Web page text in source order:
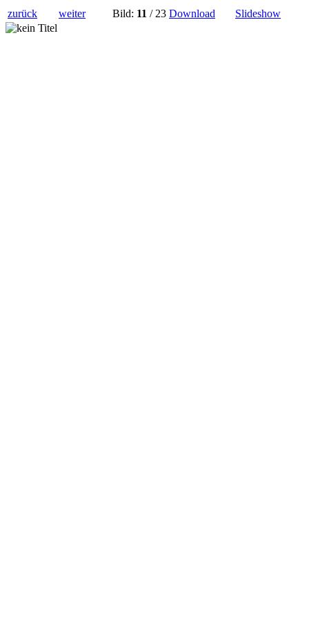
zurück weiter Bild: 11 / 23 Download Slideshow